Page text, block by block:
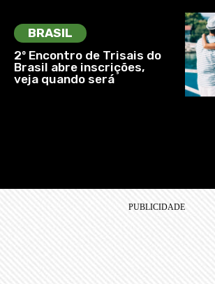
BRASIL
2º Encontro de Trisais do
Brasil abre inscrições,
veja quando será